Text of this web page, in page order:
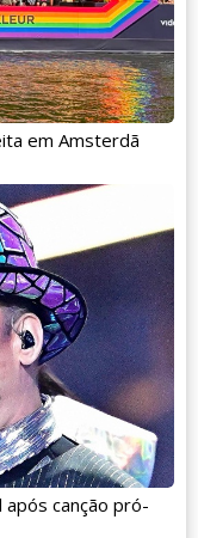
em Amsterdã
canção pró-